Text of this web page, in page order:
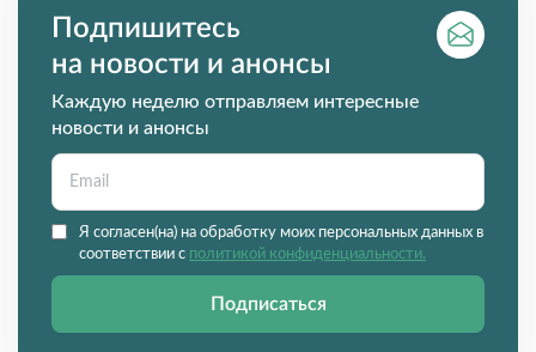
Подпишитесь
на новости и анонсы
Каждую неделю отправляем интересные
новости и анонсы
Я согласен(на) на обработку моих персональных данных в
соответствии с политикой конфиденциальности.
Подписаться